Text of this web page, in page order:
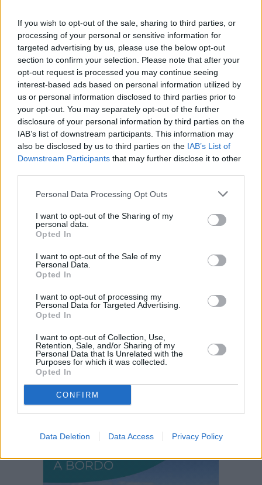
If you wish to opt-out of the sale, sharing to third parties, or
processing of your personal or sensitive information for
targeted advertising by us, please use the below opt-out
section to confirm your selection. Please note that after your
opt-out request is processed you may continue seeing
interest-based ads based on personal information utilized by
us or personal information disclosed to third parties prior to
your opt-out. You may separately opt-out of the further
disclosure of your personal information by third parties on the
IAB’s list of downstream participants. This information may
also be disclosed by us to third parties on the IAB’s List of
Downstream Participants that may further disclose it to other
Personal Data Processing Opt Outs
I want to opt-out of the Sharing of my
personal data.
Opted In
I want to opt-out of the Sale of my
Personal Data.
Opted In
I want to opt-out of processing my
Personal Data for Targeted Advertising.
Opted In
I want to opt-out of Collection, Use,
Retention, Sale, and/or Sharing of my
Personal Data that Is Unrelated with the
Purposes for which it was collected.
Opted In
CONFIRM
Data Deletion Data Access Privacy Policy
arder un coche en Morro Jable la semana pasada y
otro en Costa Calma todo apunta a la posibilidad de
un pirómano en el sur.
Comentarios (1)
LO MÁS LEÍDO
Decathlon abre hoy su primera tienda
Vuelca una hormigonera en Lajares